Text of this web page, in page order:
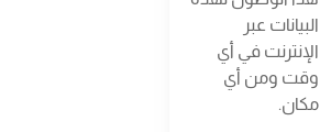
البيانات عبر
الإنترنت في أي
وقت ومن أي
مكان.